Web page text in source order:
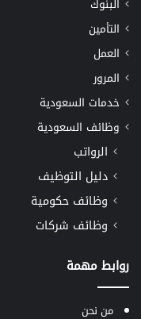
البنوك
التأمين
العمل
المرور
خدمات السعودية
وظائف السعودية
الرواتب
دليل التوظيف
وظائف حكومية
وظائف شركات
روابط مهمة
من نحن